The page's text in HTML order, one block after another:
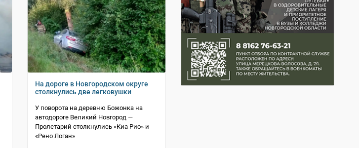
На дороге в Новгородском округе
столкнулись две легковушки
У поворота на деревню Божонка на
автодороге Великий Новгород —
Пролетарий столкнулись «Киа Рио» и
«Рено Логан»